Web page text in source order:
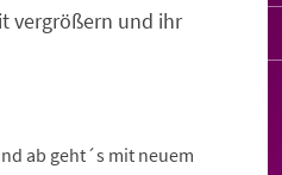
vergrößern und ihr
ab geht´s mit neuem